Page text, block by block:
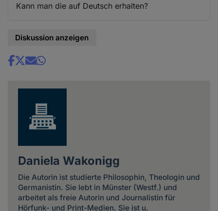
Kann man die auf Deutsch erhalten?
Diskussion anzeigen
Share
Daniela Wakonigg
Die Autorin ist studierte Philosophin, Theologin und
Germanistin. Sie lebt in Münster (Westf.) und
arbeitet als freie Autorin und Journalistin für
Hörfunk- und Print-Medien. Sie ist u.